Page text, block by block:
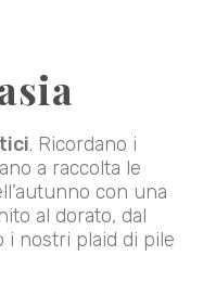
. Ricordano i
a raccolta le
con una
al dorato, dal
i nostri plaid di pile